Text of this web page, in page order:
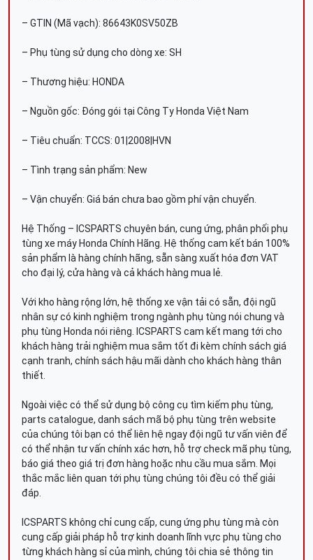
– GTIN (Mã vạch): 86643K0SV50ZB
– Phụ tùng sử dụng cho dòng xe: SH
– Thương hiệu: HONDA
– Nguồn gốc: Đóng gói tại Công Ty Honda Việt Nam
– Tiêu chuẩn: TCCS: 01|2008|HVN
– Tình trạng sản phẩm: New
– Vận chuyển: Giá bán chưa bao gồm phí vận chuyển.
Hệ Thống – ICSPARTS chuyên bán, cung ứng, phân phối phụ
tùng xe máy Honda Chính Hãng. Hệ thống cam kết bán 100%
sản phẩm là hàng chính hãng, sẵn sàng xuất hóa đơn VAT
cho đại lý, cửa hàng và cả khách hàng mua lẻ.
Với kho hàng rộng lớn, hệ thống xe vận tải có sẵn, đội ngũ
nhân sự có kinh nghiệm trong ngành phụ tùng nói chung và
phụ tùng Honda nói riêng. ICSPARTS cam kết mang tới cho
khách hàng trải nghiệm mua sắm tốt đi kèm chính sách giá
cạnh tranh, chính sách hậu mãi dành cho khách hàng thân
thiết.
Ngoài việc có thể sử dụng bộ công cụ tìm kiếm phụ tùng,
parts catalogue, danh sách mã bộ phụ tùng trên website
của chúng tôi bạn có thể liên hệ ngay đội ngũ tư vấn viên để
có thể nhận tư vấn chính xác hơn, hỗ trợ check mã phụ tùng,
báo giá theo giá trị đơn hàng hoặc nhu cầu mua sắm. Mọi
thắc mắc liên quan tới phụ tùng chúng tôi đều có thể giải
đáp.
ICSPARTS không chỉ cung cấp, cung ứng phụ tùng mà còn
cung cấp giải pháp hỗ trợ kinh doanh lĩnh vực phụ tùng cho
từng khách hàng sỉ của mình, chúng tôi chia sẻ thông tin